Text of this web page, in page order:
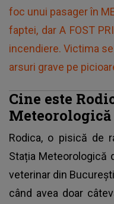
foc unui pasager în
faptei, dar A FOST
incendiere. Victima
arsuri grave pe
Cine este
Rodica, o pisică de
Stația Meteorologică
veterinar din
când avea doar